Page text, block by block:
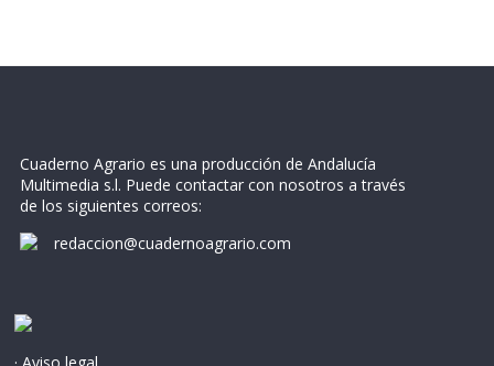
Cuaderno Agrario es una producción de Andalucía
Multimedia s.l. Puede contactar con nosotros a través
de los siguientes correos:
redaccion@cuadernoagrario.com
· Aviso legal